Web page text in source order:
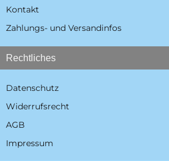
Kontakt
Zahlungs- und Versandinfos
Rechtliches
Datenschutz
Widerrufsrecht
AGB
Impressum